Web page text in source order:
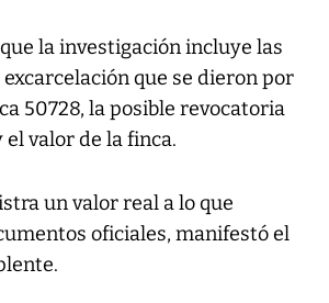
la investigación incluye las
que se dieron por
50728, la posible revocatoria
el valor de la finca.
un valor real a lo que
oficiales, manifestó el